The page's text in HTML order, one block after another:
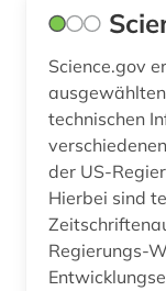
www (1)
Science.gov
technischen
der US-
Hierbei sind
Regierungs-